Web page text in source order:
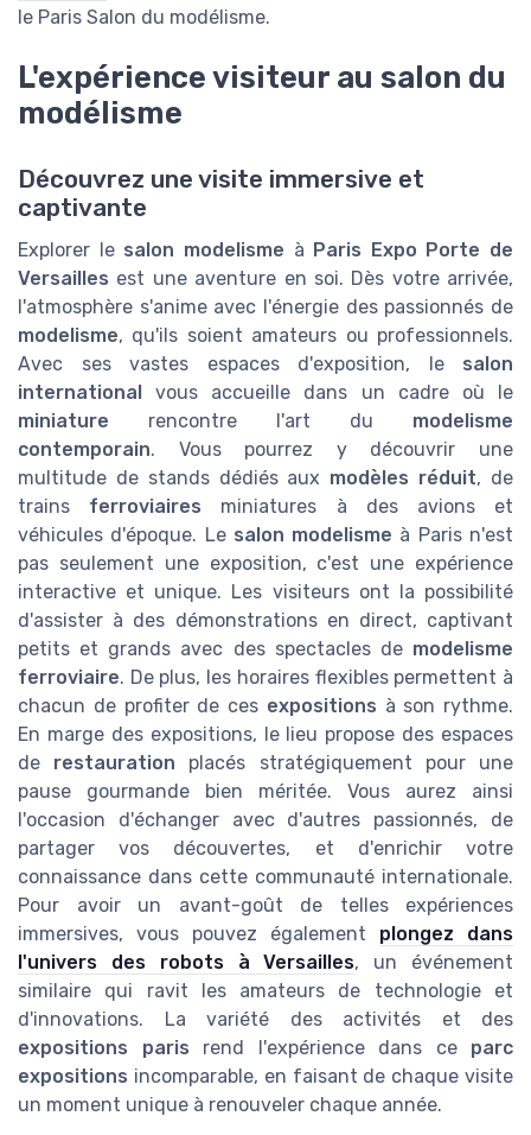
le Paris Salon du modélisme.
L'expérience visiteur au salon du
modélisme
Découvrez une visite immersive et
captivante
Explorer le salon modelisme à Paris Expo Porte de
Versailles est une aventure en soi. Dès votre arrivée,
l'atmosphère s'anime avec l'énergie des passionnés de
modelisme, qu'ils soient amateurs ou professionnels.
Avec ses vastes espaces d'exposition, le salon
international vous accueille dans un cadre où le
miniature rencontre l'art du modelisme
contemporain. Vous pourrez y découvrir une
multitude de stands dédiés aux modèles réduit, de
trains ferroviaires miniatures à des avions et
véhicules d'époque. Le salon modelisme à Paris n'est
pas seulement une exposition, c'est une expérience
interactive et unique. Les visiteurs ont la possibilité
d'assister à des démonstrations en direct, captivant
petits et grands avec des spectacles de modelisme
ferroviaire. De plus, les horaires flexibles permettent à
chacun de profiter de ces expositions à son rythme.
En marge des expositions, le lieu propose des espaces
de restauration placés stratégiquement pour une
pause gourmande bien méritée. Vous aurez ainsi
l'occasion d'échanger avec d'autres passionnés, de
partager vos découvertes, et d'enrichir votre
connaissance dans cette communauté internationale.
Pour avoir un avant-goût de telles expériences
immersives, vous pouvez également plongez dans
l'univers des robots à Versailles, un événement
similaire qui ravit les amateurs de technologie et
d'innovations. La variété des activités et des
expositions paris rend l'expérience dans ce parc
expositions incomparable, en faisant de chaque visite
un moment unique à renouveler chaque année.